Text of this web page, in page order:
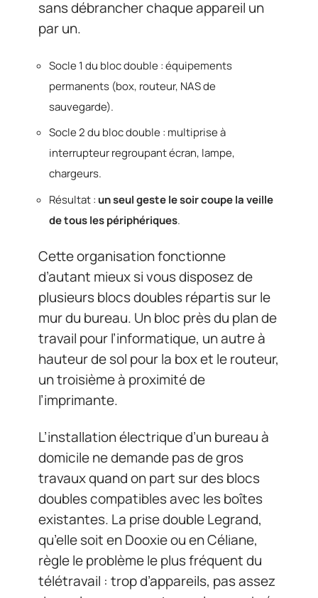
sans débrancher chaque appareil un
par un.
Socle 1 du bloc double : équipements
permanents (box, routeur, NAS de
sauvegarde).
Socle 2 du bloc double : multiprise à
interrupteur regroupant écran, lampe,
chargeurs.
Résultat : un seul geste le soir coupe la veille
de tous les périphériques.
Cette organisation fonctionne
d’autant mieux si vous disposez de
plusieurs blocs doubles répartis sur le
mur du bureau. Un bloc près du plan de
travail pour l’informatique, un autre à
hauteur de sol pour la box et le routeur,
un troisième à proximité de
l’imprimante.
L’installation électrique d’un bureau à
domicile ne demande pas de gros
travaux quand on part sur des blocs
doubles compatibles avec les boîtes
existantes. La prise double Legrand,
qu’elle soit en Dooxie ou en Céliane,
règle le problème le plus fréquent du
télétravail : trop d’appareils, pas assez